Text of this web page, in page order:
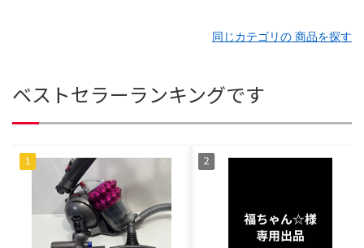
同じカテゴリの 商品を探す
ベストセラーランキングです